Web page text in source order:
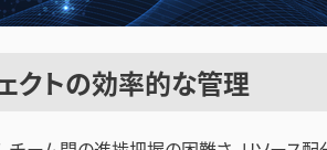
クトの効率的な管理